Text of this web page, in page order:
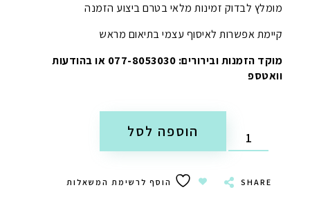
מומלץ לבדוק זמינות מלאי בטרם ביצוע הזמנה
קיימת אפשרות לאיסוף עצמי בתיאום מראש
מוקד הזמנות ובירורים: 077-8053030 או בהודעות
וואטספ
הוספה לסל
SHARE הוסף לרשימת המשאלות